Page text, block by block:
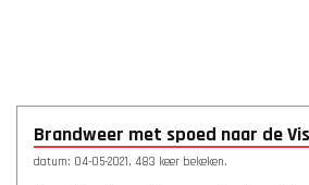
Brandweer met spoed naar de
datum: 04-05-2021, 483 keer bekeken.